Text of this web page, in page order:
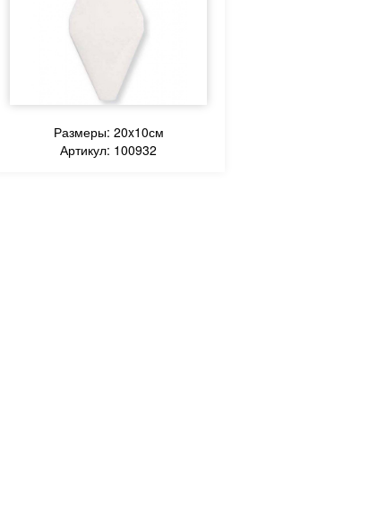
Размеры: 20x10см
Артикул: 100932